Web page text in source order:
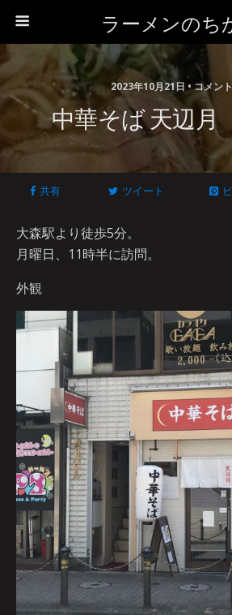
ラーメンのち
2023年10月21日 • コメン
中華そば 天辺月
共有 ツイート
大森駅より徒歩5分。
月曜日、11時半に訪問。
外観